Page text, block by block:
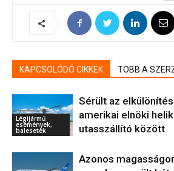
KAPCSOLÓDÓ CIKKEK TÖBB A
Légijármű
események,
balesetek
Sérült az
amerikai elnöki
utasszállító között
Azonos